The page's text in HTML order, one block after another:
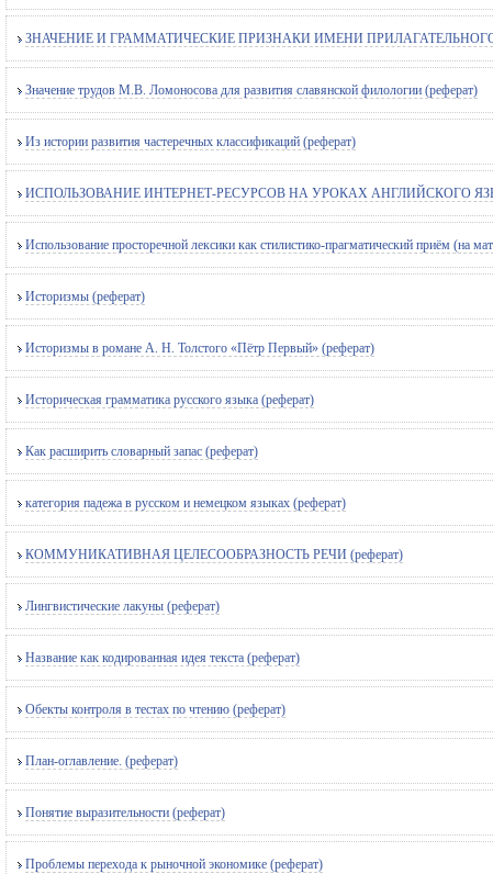
ЗНАЧЕНИЕ И ГРАММАТИЧЕСКИЕ ПРИЗНАКИ ИМЕНИ ПРИЛАГАТЕЛЬНОГО
Значение трудов М.В. Ломоносова для развития славянской филологии (реферат)
Из истории развития частеречных классификаций (реферат)
ИСПОЛЬЗОВАНИЕ ИНТЕРНЕТ-РЕСУРСОВ НА УРОКАХ АНГЛИЙСКОГО
Использование просторечной лексики как стилистико-прагматический приём (на
Историзмы (реферат)
Историзмы в романе А. Н. Толстого «Пётр Первый» (реферат)
Историческая грамматика русского языка (реферат)
Как расширить словарный запас (реферат)
категория падежа в русском и немецком языках (реферат)
КОММУНИКАТИВНАЯ ЦЕЛЕСООБРАЗНОСТЬ РЕЧИ (реферат)
Лингвистические лакуны (реферат)
Название как кодированная идея текста (реферат)
Обекты контроля в тестах по чтению (реферат)
План-оглавление. (реферат)
Понятие выразительности (реферат)
Проблемы перехода к рыночной экономике (реферат)